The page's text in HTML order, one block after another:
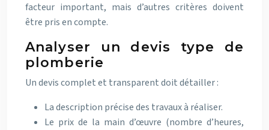
facteur important, mais d’autres critères doivent
être pris en compte.
Analyser un devis type de
plomberie
Un devis complet et transparent doit détailler :
La description précise des travaux à réaliser.
Le prix de la main d’œuvre (nombre d’heures,